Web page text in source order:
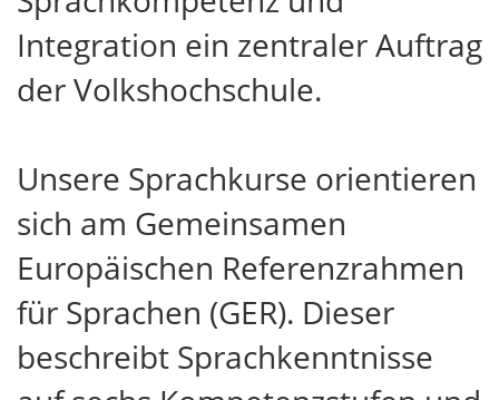
Integration ein zentraler Auftrag
der Volkshochschule.
Unsere Sprachkurse orientieren
sich am Gemeinsamen
Europäischen Referenzrahmen
für Sprachen (GER). Dieser
beschreibt Sprachkenntnisse